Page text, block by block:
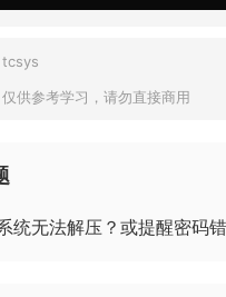
tcsys
仅供参考学习，请勿直接商用
统无法解压？或提醒密码